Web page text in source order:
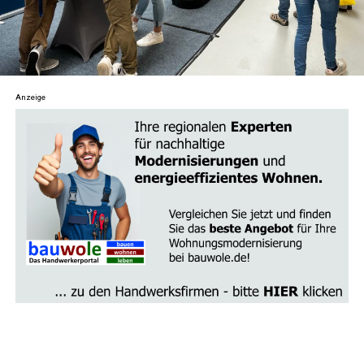
Astro­lo­gie: Erkun­de die tie­fe­re Bedeu­tung der
Ster­ne und Pla­ne­ten und wie sie dein Leben
beein­flus­sen. Ler­ne, dein Geburts­ho­ro­skop zu
Chan­cen zu erkennen.
Tarot und Wahr­sa­ge­rei: Tau­che ein in die Kunst
des Kar­ten­le­gens und ent­de­cke ande­re divin­a­to­
ri­sche Prak­ti­ken. Erhal­te Ein­bli­cke in die ver­schie­
de­nen Tarot­kar­ten und ihre Bedeu­tun­gen sowie
Tipps, wie du dei­ne Intui­ti­on beim Kar­ten­le­gen
stär­ken kannst.
Spi­ri­tu­el­le Ritua­le: Fin­de Anlei­tun­gen für per­
Anzeige